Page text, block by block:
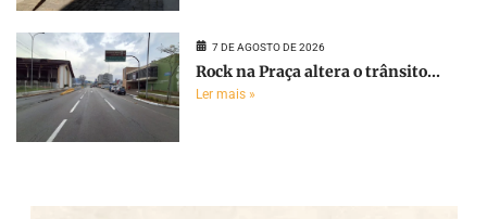
7 DE AGOSTO DE 2026
Rock na Praça altera o trânsito...
Ler mais »